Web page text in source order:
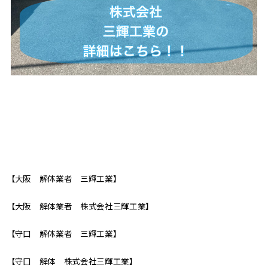
【大阪 解体業者 三輝工業】
【大阪 解体業者 株式会社三輝工業】
【守口 解体業者 三輝工業】
【守口 解体 株式会社三輝工業】